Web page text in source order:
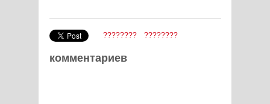
???????? ????????
комментариев